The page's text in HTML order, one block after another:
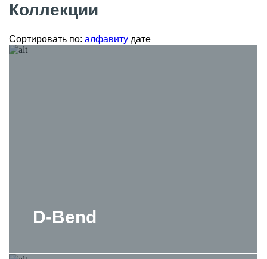
Коллекции
Сортировать по: алфавиту дате
D-Bend